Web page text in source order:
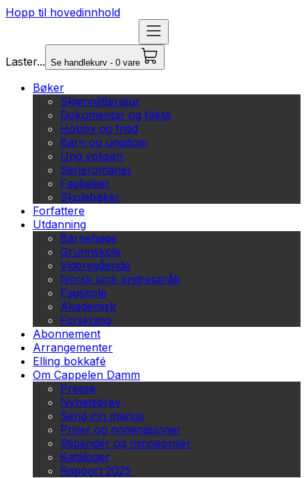
Hopp til hovedinnhold
Laster... Se handlekurv - 0 vare
Bøker
Skjønnlitteratur
Dokumentar og fakta
Hobby og fritid
Barn og ungdom
Ung voksen
Serieromaner
Fagbøker
Skolebøker
Forfattere
Utdanning
Barnehage
Grunnskole
Videregående
Norsk som andrespråk
Fagskole
Akademisk
Forskning
Abonnement
Arrangementer
Elling bokkafé
Om Cappelen Damm
Presse
Nyhetsbrev
Send inn manus
Priser og nominasjoner
Stipender og minnepriser
Kataloger
Rapport 2025